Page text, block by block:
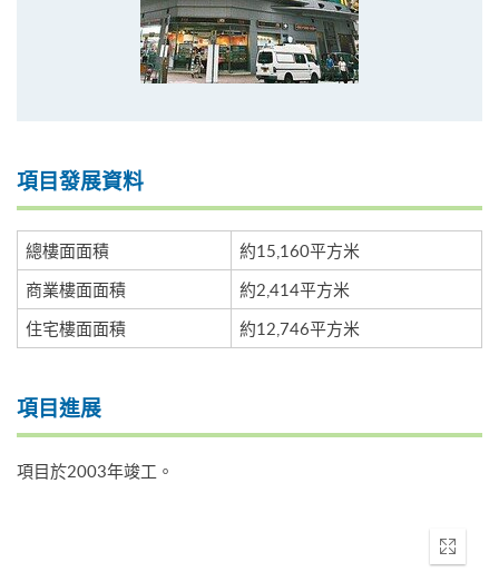
項目發展資料
總樓面面積
約15,160平方米
商業樓面面積
約2,414平方米
住宅樓面面積
約12,746平方米
項目進展
項目於2003年竣工。
Enter